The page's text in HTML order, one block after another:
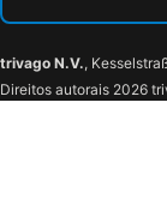
trivago N.V.,
Direitos autorais 2026